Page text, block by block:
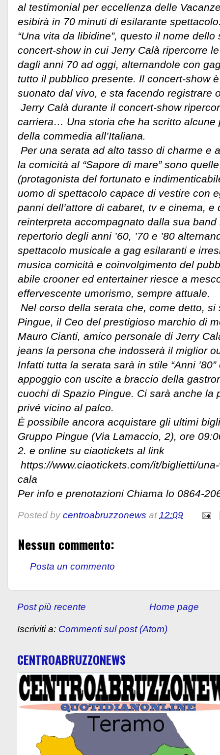
al testimonial per eccellenza delle
esibirà in 70 minuti di esilarante
“Una vita da libidine”, questo il nome
concert-show in cui Jerry Calà ripercorre
dagli anni 70 ad oggi, alternandole con
tutto il pubblico presente. Il concert-show
suonato dal vivo, e sta facendo registrare
Jerry Calà durante il concert-show
carriera… Una storia che ha scritto alcune
della commedia all’Italiana.
Per una serata ad alto tasso di charme e
la comicità al “Sapore di mare” sono
(protagonista del fortunato e
uomo di spettacolo capace di vestire con
panni dell’attore di cabaret, tv e cinema, e
reinterpreta accompagnato dalla sua
repertorio degli anni ’60, ’70 e ’80
spettacolo musicale a gag esilaranti e
musica comicità e coinvolgimento del
abile crooner ed entertainer riesce a
effervescente umorismo, sempre attuale.
Nel corso della serata che, come detto, si
Pingue, il Ceo del prestigioso marchio di
Mauro Cianti, amico personale di Jerry
jeans la persona che indosserà il miglior
Infatti tutta la serata sarà in stile “Anni
appoggio con uscite a braccio della
cuochi di Spazio Pingue. Ci sarà anche la
privé vicino al palco.
È possibile ancora acquistare gli ultimi
Gruppo Pingue (Via Lamaccio, 2), ore
2. e online su ciaotickets al link
https://www.ciaotickets.com/it/biglietti/
cala
Per info e prenotazioni Chiama lo 0864-
Posted by centroabruzzonews at12:09
Nessun commento:
Posta un commento
Post più recente Home page
Iscriviti a: Commenti sul post (Atom)
CENTROABRUZZONEWS